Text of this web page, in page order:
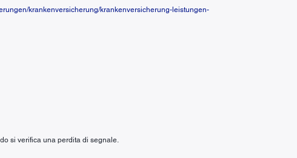
krankenversicherung/krankenversicherung-leistungen-
si verifica una perdita di segnale.